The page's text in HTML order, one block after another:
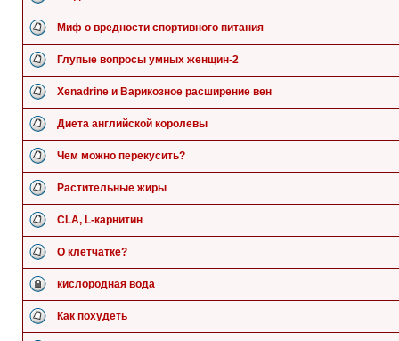
Миф о вредности спортивного питания
Глупые вопросы умных женщин-2
Xenadrine и Варикозное расширение вен
Диета английской королевы
Чем можно перекусить?
Растительные жиры
CLA, L-карнитин
О клетчатке?
кислородная вода
Как похудеть